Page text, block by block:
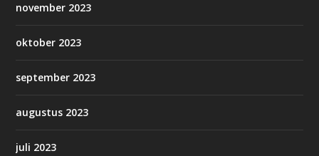
november 2023
oktober 2023
september 2023
augustus 2023
juli 2023